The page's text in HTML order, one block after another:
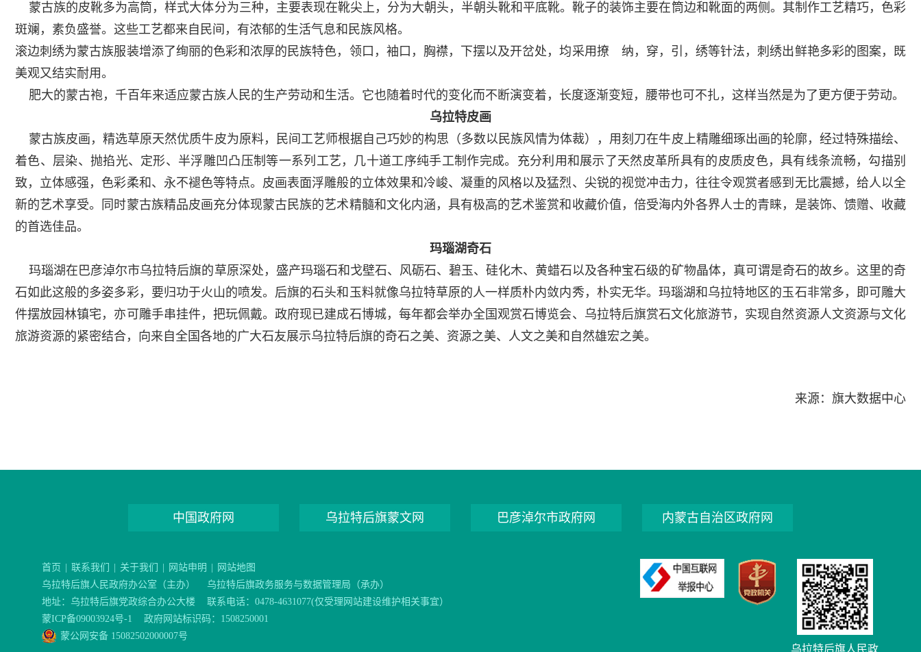
蒙古族的皮靴多为高筒，样式大体分为三种，主要表现在靴尖上，分为大朝头，半朝头靴和平底靴。靴子的装饰主要在筒边和靴面的两侧。其制作工艺精巧，色彩
斑斓，素负盛誉。这些工艺都来自民间，有浓郁的生活气息和民族风格。
滚边刺绣为蒙古族服装增添了绚丽的色彩和浓厚的民族特色，领口，袖口，胸襟，下摆以及开岔处，均采用撩 纳，穿，引，绣等针法，刺绣出鲜艳多彩的图案，既
美观又结实耐用。
肥大的蒙古袍，千百年来适应蒙古族人民的生产劳动和生活。它也随着时代的变化而不断演变着，长度逐渐变短，腰带也可不扎，这样当然是为了更方便于劳动。
乌拉特皮画
蒙古族皮画，精选草原天然优质牛皮为原料，民间工艺师根据自己巧妙的构思（多数以民族风情为体裁），用刻刀在牛皮上精雕细琢出画的轮廓，经过特殊描绘、
着色、层染、抛掐光、定形、半浮雕凹凸压制等一系列工艺，几十道工序纯手工制作完成。充分利用和展示了天然皮革所具有的皮质皮色，具有线条流畅，勾描别
致，立体感强，色彩柔和、永不褪色等特点。皮画表面浮雕般的立体效果和冷峻、凝重的风格以及猛烈、尖锐的视觉冲击力，往往令观赏者感到无比震撼，给人以全
新的艺术享受。同时蒙古族精品皮画充分体现蒙古民族的艺术精髓和文化内涵，具有极高的艺术鉴赏和收藏价值，倍受海内外各界人士的青睐，是装饰、馈赠、收藏
的首选佳品。
玛瑙湖奇石
玛瑙湖在巴彦淖尔市乌拉特后旗的草原深处，盛产玛瑙石和戈壁石、风砺石、碧玉、硅化木、黄蜡石以及各种宝石级的矿物晶体，真可谓是奇石的故乡。这里的奇
石如此这般的多姿多彩，要归功于火山的喷发。后旗的石头和玉料就像乌拉特草原的人一样质朴内敛内秀，朴实无华。玛瑙湖和乌拉特地区的玉石非常多，即可雕大
件摆放园林镇宅，亦可雕手串挂件，把玩佩戴。政府现已建成石博城，每年都会举办全国观赏石博览会、乌拉特后旗赏石文化旅游节，实现自然资源人文资源与文化
旅游资源的紧密结合，向来自全国各地的广大石友展示乌拉特后旗的奇石之美、资源之美、人文之美和自然雄宏之美。
来源：旗大数据中心
中国政府网 乌拉特后旗蒙文网 巴彦淖尔市政府网 内蒙古自治区政府网
首页 联系我们 关于我们 网站申明
网站地图
乌拉特后旗人民政府办公室（主办）
乌拉特后旗政务服务与数据管理局（承办）
地址：乌拉特后旗党政综合办公大楼
联系电话：0478-4631077(仅受理网站建设维护相关事宜）
蒙ICP备09003924号-1
政府网站标识码：1508250001
蒙公网安备 15082502000007号
乌拉特后旗人民政